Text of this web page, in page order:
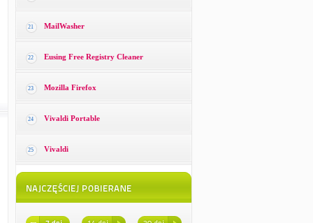
21 MailWasher
22 Eusing Free Registry Cleaner
23 Mozilla Firefox
24 Vivaldi Portable
25 Vivaldi